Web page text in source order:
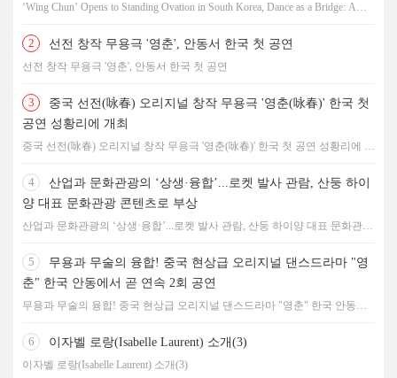
‘Wing Chun’ Opens to Standing Ovation in South Korea, Dance as a Bridge: A
2 선전 창작 무용극 '영춘', 안동서 한국 첫 공연
선전 창작 무용극 '영춘', 안동서 한국 첫 공연
3
중국 선전(咏春) 오리지널 창작 무용극 '영춘(咏春)' 한국 첫
공연 성황리에 개최
중국 선전(咏春) 오리지널 창작 무용극 '영춘(咏春)' 한국 첫 공연 성황리에 개
4
산업과 문화관광의 ‘상생·융합’...로켓 발사 관람, 산둥 하이
양 대표 문화관광 콘텐츠로 부상
산업과 문화관광의 ‘상생·융합’...로켓 발사 관람, 산둥 하이양 대표 문화관광
5
무용과 무술의 융합! 중국 현상급 오리지널 댄스드라마 "영
춘" 한국 안동에서 곧 연속 2회 공연
무용과 무술의 융합! 중국 현상급 오리지널 댄스드라마 "영춘" 한국 안동에
6 이자벨 로랑(Isabelle Laurent) 소개(3)
이자벨 로랑(Isabelle Laurent) 소개(3)